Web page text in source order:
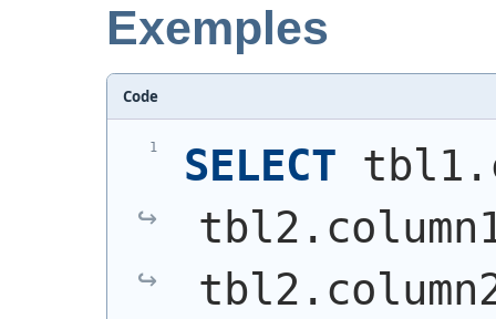
Exemples
Code
SELECT